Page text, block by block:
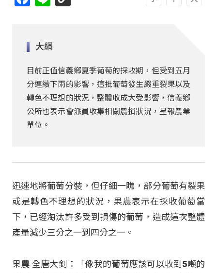
大綱
目前正值信義鄉夏季葡萄的採收期，但受到五月
分連續下雨的影響，這批葡萄發生嚴重裂果以及
轉色不理想的狀況，整體收成大受影響，信義鄉
公所也表示會派員收集相關農損狀況，呈報農業
單位。
迅速地將葡萄分裝，但仔細一瞧，部分葡萄有裂果
或是轉色不理想的狀況，果農表示在採收葡萄當
下，已經淘汰許多受到損傷的葡萄，造成這次整體
產量減少三分之一到四分之一。
果農 全唐大釗：「像我的葡萄應該可以收到5噸的